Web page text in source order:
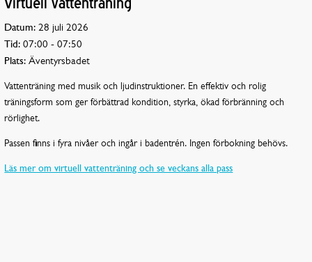
Virtuell vattenträning
Datum: 28 juli 2026
Tid: 07:00 - 07:50
Plats: Äventyrsbadet
Vattenträning med musik och ljudinstruktioner. En effektiv och rolig
träningsform som ger förbättrad kondition, styrka, ökad förbränning och
rörlighet.
Passen finns i fyra nivåer och ingår i badentrén. Ingen förbokning behövs.
Läs mer om virtuell vattenträning och se veckans alla pass